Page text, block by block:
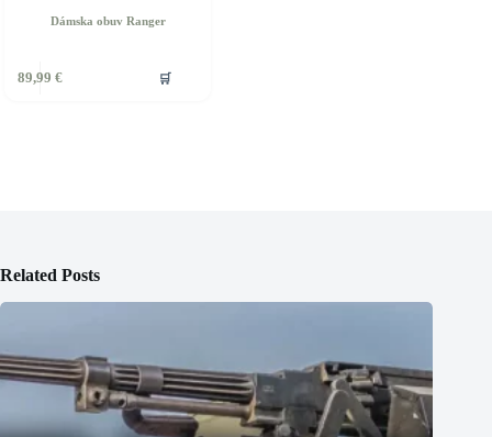
Dámska obuv Ranger
89,99 € 🛒
Related Posts